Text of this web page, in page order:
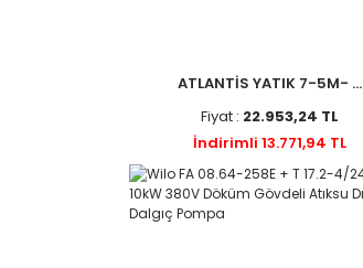
ATLANTİS YATIK 7-5M- ...
Fiyat : 22.953,24 TL
İndirimli 13.771,94 TL